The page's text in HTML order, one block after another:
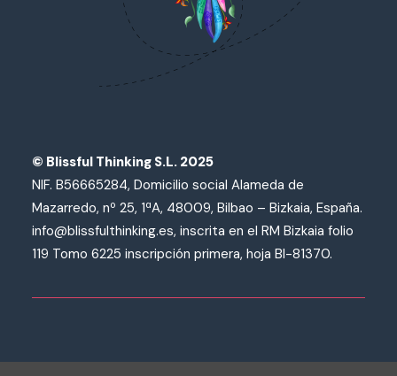
© Blissful Thinking S.L. 2025
NIF. B56665284, Domicilio social Alameda de
Mazarredo, nº 25, 1ªA, 48009, Bilbao – Bizkaia, España.
info@blissfulthinking.es, inscrita en el RM Bizkaia folio
119 Tomo 6225 inscripción primera, hoja BI-81370.